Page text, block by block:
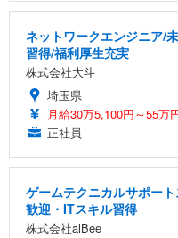
ネットワークエンジニア/
習得/福利厚生充実
株式会社大斗
埼玉県
月給30万5,100円～55万
正社員
ゲームテクニカルサポー
歓迎・ITスキル習得
株式会社alBee